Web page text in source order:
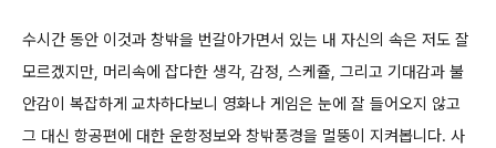
수시간 동안 이것과 창밖을 번갈아가면서 있는 내 자신의 속은 저도 잘
모르겠지만, 머리속에 잡다한 생각, 감정, 스케쥴, 그리고 기대감과 불
안감이 복잡하게 교차하다보니 영화나 게임은 눈에 잘 들어오지 않고
그 대신 항공편에 대한 운항정보와 창밖풍경을 멀뚱이 지켜봅니다. 사